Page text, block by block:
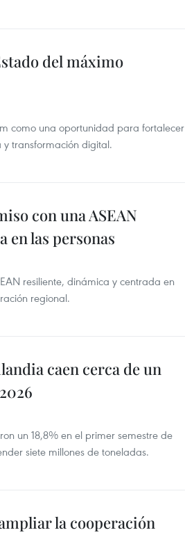
del máximo
como una oportunidad para fortalecer
transformación digital.
con una ASEAN
en las personas
resiliente, dinámica y centrada en
regional.
caen cerca de un
un 18,8% en el primer semestre de
siete millones de toneladas.
la cooperación